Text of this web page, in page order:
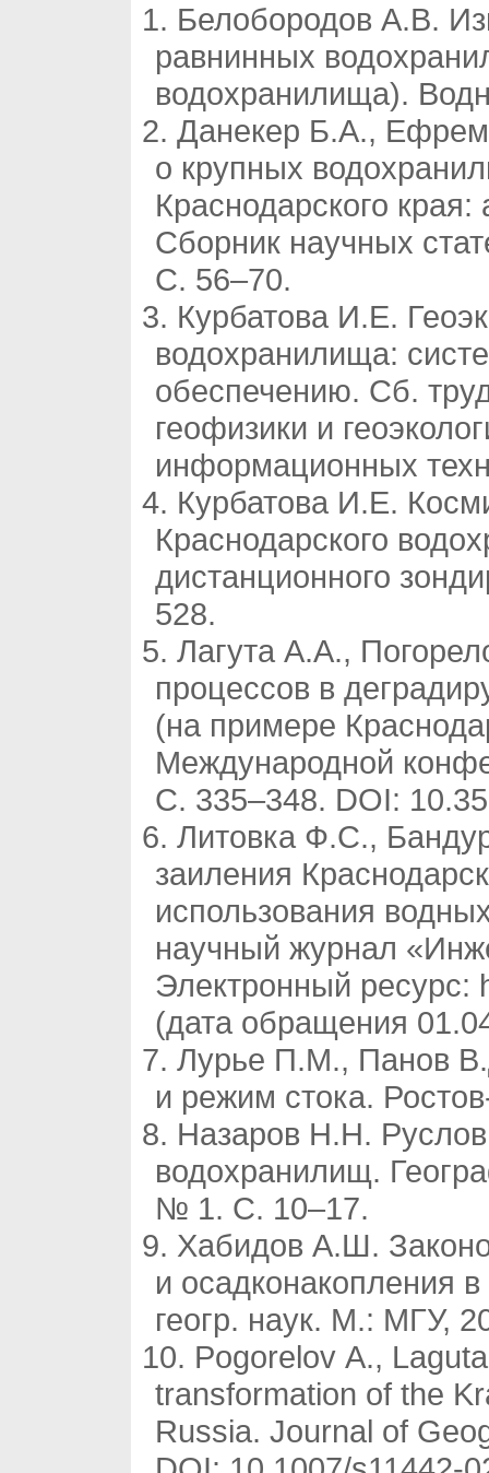
Белобородов А.В.
равнинных
водохранилища).
Данекер Б.А.,
о крупных
Краснодарского
Сборник научных
С. 56–70.
Курбатова И.Е.
водохранилища:
обеспечению. Сб.
геофизики и
информационных
Курбатова И.Е.
Краснодарского
дистанционного
528.
Лагута А.А.,
процессов в
(на примере
Международной
С. 335–348. DOI:
Литовка Ф.С.,
заиления
использования
научный журнал
Электронный ресурс:
(дата обращения
Лурье П.М., Панов
и режим стока.
Назаров Н.Н.
водохранилищ.
№ 1. С. 10–17.
Хабидов А.Ш.
и осадконакопления
геогр. наук. М.: МГУ,
Pogorelov A.,
transformation of the
Russia. Journal of